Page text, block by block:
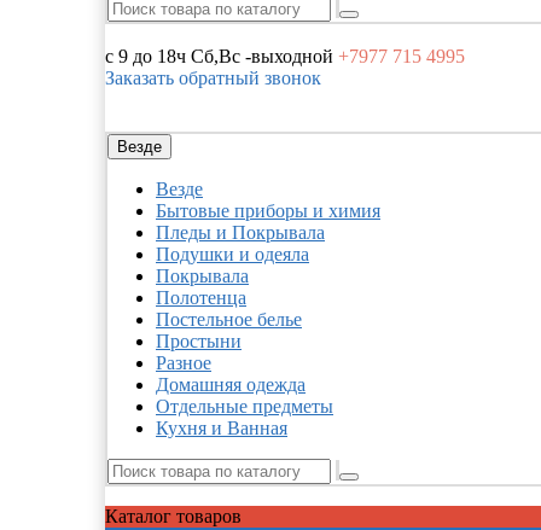
с 9 до 18ч Сб,Вс -выходной +7977 715 4995
Заказать обратный звонок
Везде
Везде
Бытовые приборы и химия
Пледы и Покрывала
Подушки и одеяла
Покрывала
Полотенца
Постельное белье
Простыни
Разное
Домашняя одежда
Отдельные предметы
Кухня и Ванная
Каталог товаров